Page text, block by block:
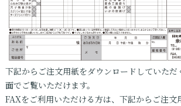
下記からご注文用紙をダウンロードしていた
面でご覧いただけます。
FAXをご利用いただける方は、下記からご注文